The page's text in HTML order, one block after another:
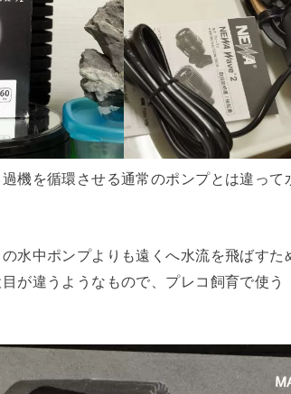
機を循環させる通常のポンプとは違って
水中ポンプよりも遠くへ水流を飛ばすた
が違うようなもので、プレコ飼育で使う